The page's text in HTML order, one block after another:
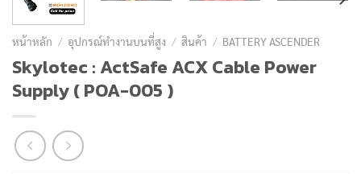
หน้าหลัก / อุปกรณ์ทำงานบนที่สูง / สินค้า / BATTERY ASCENDER
Skylotec : ActSafe ACX Cable Power
Supply ( POA-005 )